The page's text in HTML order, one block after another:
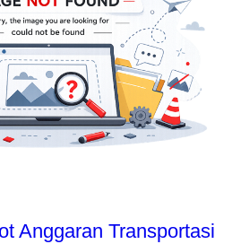
Anggaran Transportasi